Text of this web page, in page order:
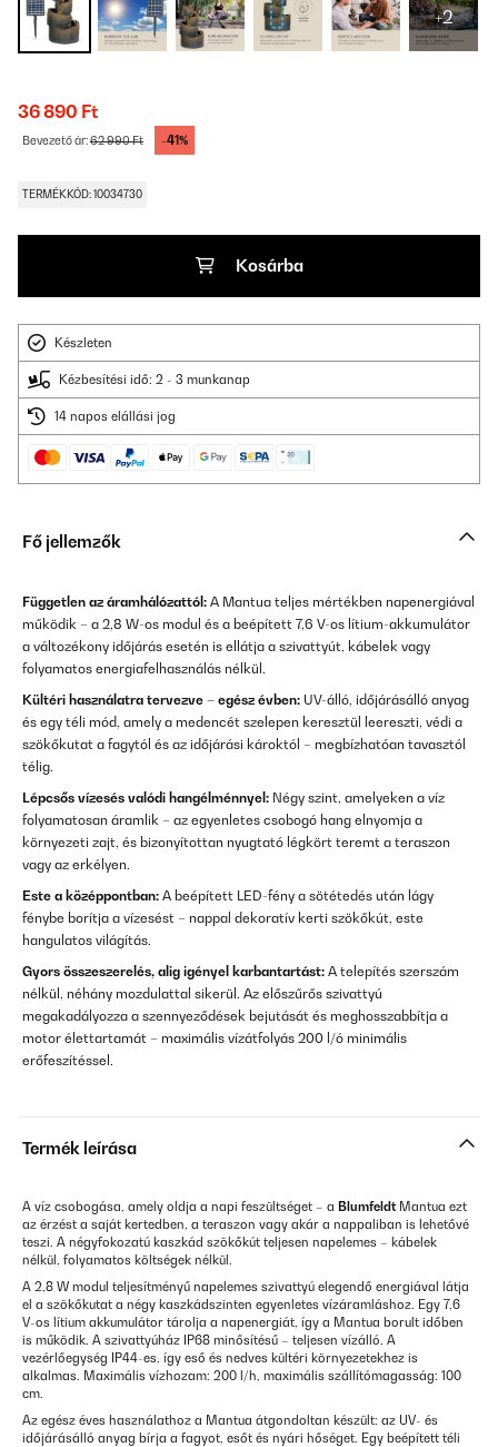
+2
36 890 Ft
Bevezető ár:62 990 Ft -41%
TERMÉKKÓD: 10034730
Kosárba
Készleten
Kézbesítési idő: 2 - 3 munkanap
14 napos elállási jog
Fő jellemzők
Független az áramhálózattól: A Mantua teljes mértékben napenergiával
működik – a 2,8 W-os modul és a beépített 7,6 V-os lítium-akkumulátor
a változékony időjárás esetén is ellátja a szivattyút, kábelek vagy
folyamatos energiafelhasználás nélkül.
Kültéri használatra tervezve – egész évben: UV-álló, időjárásálló anyag
és egy téli mód, amely a medencét szelepen keresztül leereszti, védi a
szökőkutat a fagytól és az időjárási károktól – megbízhatóan tavasztól
télig.
Lépcsős vízesés valódi hangélménnyel: Négy szint, amelyeken a víz
folyamatosan áramlik – az egyenletes csobogó hang elnyomja a
környezeti zajt, és bizonyítottan nyugtató légkört teremt a teraszon
vagy az erkélyen.
Este a középpontban: A beépített LED-fény a sötétedés után lágy
fénybe borítja a vízesést – nappal dekoratív kerti szökőkút, este
hangulatos világítás.
Gyors összeszerelés, alig igényel karbantartást: A telepítés szerszám
nélkül, néhány mozdulattal sikerül. Az előszűrős szivattyú
megakadályozza a szennyeződések bejutását és meghosszabbítja a
motor élettartamát – maximális vízátfolyás 200 l/ó minimális
erőfeszítéssel.
Termék leírása
A víz csobogása, amely oldja a napi feszültséget – a BlumfeldtMantua ezt
az érzést a saját kertedben, a teraszon vagy akár a nappaliban is lehetővé
teszi. A négyfokozatú kaszkád szökőkút teljesen napelemes – kábelek
nélkül, folyamatos költségek nélkül.
A 2,8 W modul teljesítményű napelemes szivattyú elegendő energiával látja
el a szökőkutat a négy kaszkádszinten egyenletes vízáramláshoz. Egy 7,6
V-os lítium akkumulátor tárolja a napenergiát, így a Mantua borult időben
is működik. A szivattyúház IP68 minősítésű – teljesen vízálló. A
vezérlőegység IP44-es, így eső és nedves kültéri környezetekhez is
alkalmas. Maximális vízhozam: 200 l/h, maximális szállítómagasság: 100
cm.
Az egész éves használathoz a Mantua átgondoltan készült: az UV- és
időjárásálló anyag bírja a fagyot, esőt és nyári hőséget. Egy beépített téli